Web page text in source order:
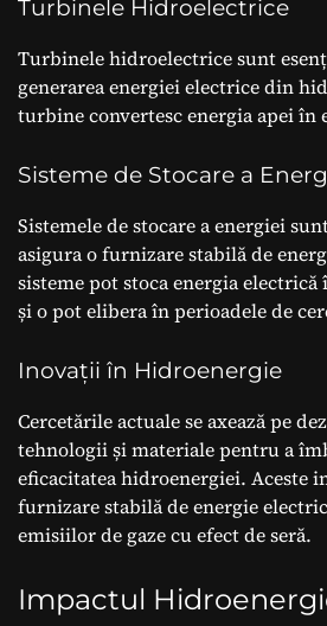
Turbinele Hidroelectrice
Turbinele hidroelectrice sunt
generarea energiei electrice din
turbine convertesc energia apei în
Sisteme de Stocare a
Sistemele de stocare a energiei
asigura o furnizare stabilă de
sisteme pot stoca energia
și o pot elibera în perioadele de
Inovații în Hidroenergie
Cercetările actuale se axează pe
tehnologii și materiale pentru a
eficacitatea hidroenergiei. Aceste
furnizare stabilă de energie
emisiilor de gaze cu efect de seră.
Impactul